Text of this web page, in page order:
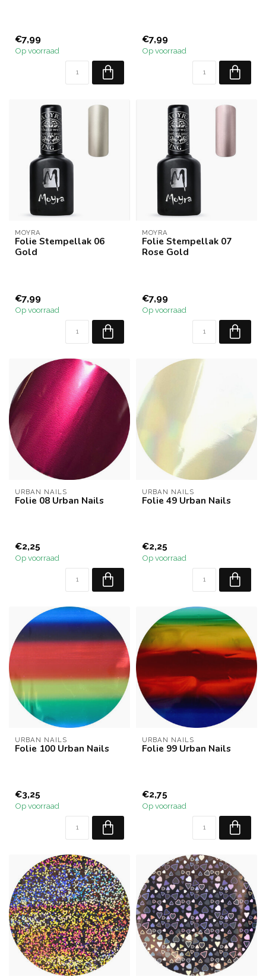
€7,99
Op voorraad
€7,99
Op voorraad
MOYRA
Folie Stempellak 06
Gold
€7,99
Op voorraad
MOYRA
Folie Stempellak 07
Rose Gold
€7,99
Op voorraad
URBAN NAILS
Folie 08 Urban Nails
€2,25
Op voorraad
URBAN NAILS
Folie 49 Urban Nails
€2,25
Op voorraad
URBAN NAILS
Folie 100 Urban Nails
€3,25
Op voorraad
URBAN NAILS
Folie 99 Urban Nails
€2,75
Op voorraad